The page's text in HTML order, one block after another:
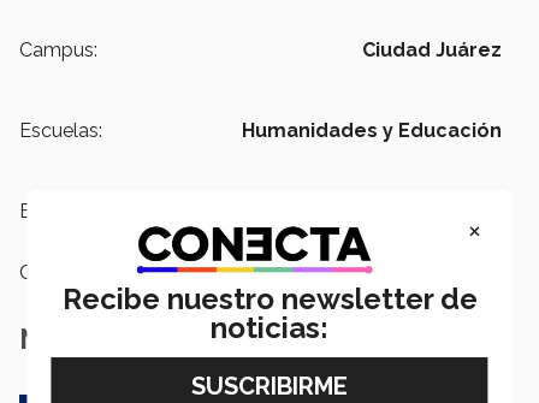
Campus: Ciudad Juárez
Escuelas: Humanidades y Educación
Etiquetas:
Categoría:
Notas Relacionadas
×
Recibe nuestro newsletter de
noticias: